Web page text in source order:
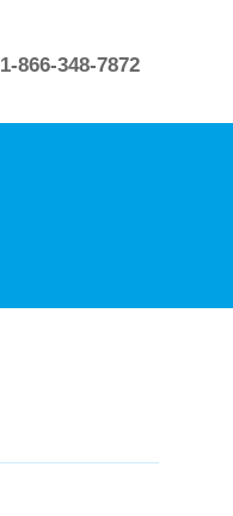
1-866-348-7872